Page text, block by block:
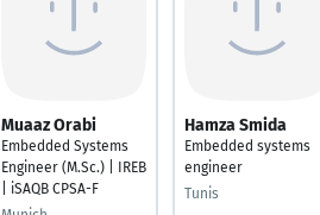
Muaaz Orabi
Embedded Systems
Engineer (M.Sc.) | IREB
| iSAQB CPSA-F
Hamza Smida
Embedded systems
engineer
Tunis